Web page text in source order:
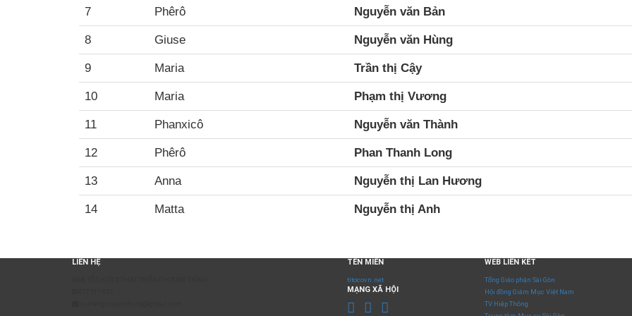
7 Phêrô Nguyễn văn Bản
8 Giuse Nguyễn văn Hùng
9 Maria Trần thị Cậy
10 Maria Phạm thị Vương
11 Phanxicô Nguyễn văn Thành
12 Phêrô Phan Thanh Long
13 Anna Nguyễn thị Lan Hương
14 Matta Nguyễn thị Anh
LIÊN HỆ TÊN MIỀN
titocovn.net
MẠNG XÃ HỘI
WEB LIÊN KẾT
Tổng Giáo phận Sài Gòn
Hội đồng Giám Mục Việt Nam
TV Hiệp Thông